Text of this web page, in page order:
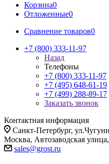
Корзина0
Отложенные0
Сравнение товаров0
+7 (800) 333-11-97
Назад
Телефоны
+7 (800) 333-11-97
+7 (495) 648-61-19
+7 (499) 288-89-17
Заказать звонок
Контактная информация
Санкт-Петербург,
Москва, Автозаводская
sales@grost.ru